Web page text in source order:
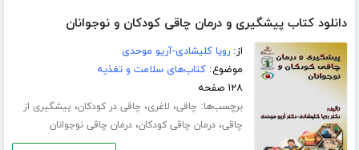
دانلود کتاب پیشگیری و درمان چاقی کودکان و نوجوانان
از:رویا کلیشادی-آریو موحدی
موضوع:کتاب‌های سلامت و تغذیه
۱۲۸ صفحه
برچسب‌ها: چاقی، لاغری، چاقی در کودکان، پیشگیری از
چاقی،درمان چاقی کودکان،درمان چاقی نوجوانان